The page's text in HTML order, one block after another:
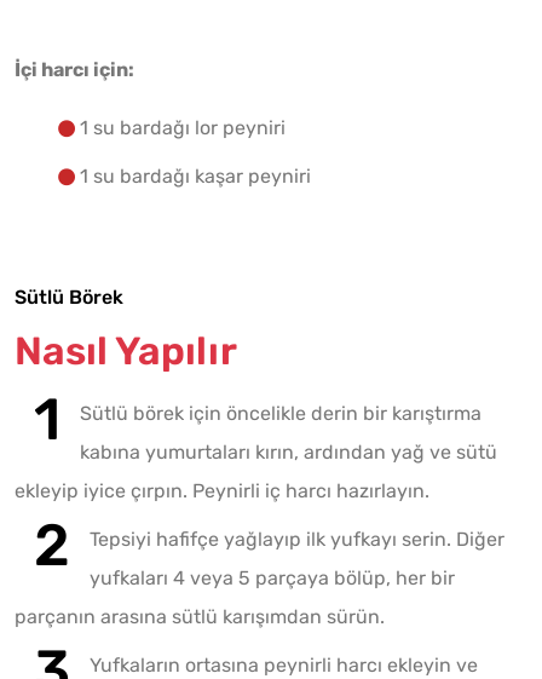
İçi harcı için:
1 su bardağı lor peyniri
1 su bardağı kaşar peyniri
Sütlü Börek
Nasıl Yapılır
Sütlü börek için öncelikle derin bir karıştırma
kabına yumurtaları kırın, ardından yağ ve sütü
ekleyip iyice çırpın. Peynirli iç harcı hazırlayın.
Tepsiyi hafifçe yağlayıp ilk yufkayı serin. Diğer
yufkaları 4 veya 5 parçaya bölüp, her bir
parçanın arasına sütlü karışımdan sürün.
Yufkaların ortasına peynirli harcı ekleyin ve